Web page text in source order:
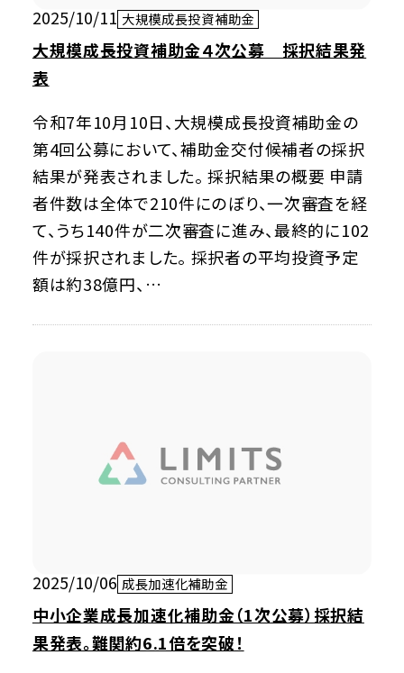
2025/10/11 大規模成長投資補助金
大規模成長投資補助金４次公募 採択結果発
表
令和7年10月10日、大規模成長投資補助金の
第4回公募において、補助金交付候補者の採択
結果が発表されました。 採択結果の概要 申請
者件数は全体で210件にのぼり、一次審査を経
て、うち140件が二次審査に進み、最終的に102
件が採択されました。 採択者の平均投資予定
額は約38億円、…
2025/10/06 成長加速化補助金
中小企業成長加速化補助金（1次公募）採択結
果発表。難関約6.1倍を突破！